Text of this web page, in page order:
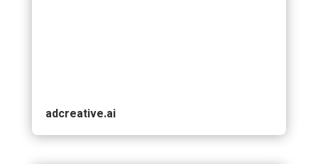
adcreative.ai